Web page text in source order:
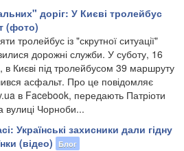
доріг: У Києві тролейбус
(фото)
тролейбус із "скрутної ситуації"
дорожні служби. У суботу, 16
в Києві під тролейбусом 39 маршруту
асфальт. Про це повідомляє
в Facebook, передають Патріоти
вулиці Чорноби...
Українські захисники дали гідну
(відео)
Блог